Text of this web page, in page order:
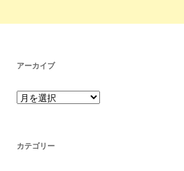
アーカイブ
カテゴリー